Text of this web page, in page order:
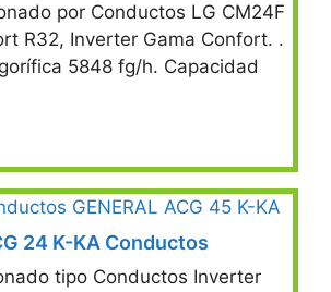
por Conductos LG CM24F
R32, Inverter Gama Confort. .
5848 fg/h. Capacidad
24 K-KA Conductos
tipo Conductos Inverter